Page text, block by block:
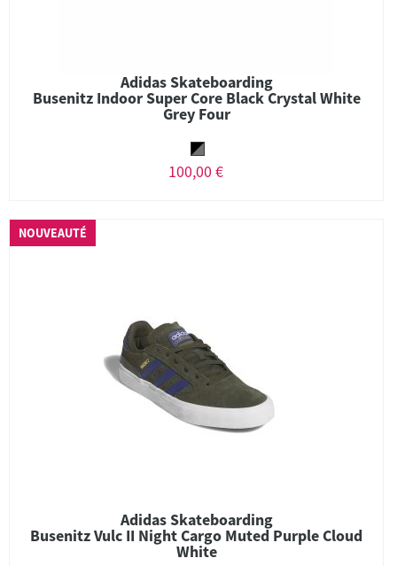
Adidas Skateboarding
Busenitz Indoor Super Core Black Crystal White
Grey Four
100,00 €
NOUVEAUTÉ
Adidas Skateboarding
Busenitz Vulc II Night Cargo Muted Purple Cloud
White